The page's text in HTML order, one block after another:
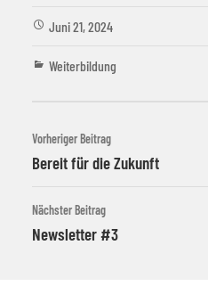
Juni 21, 2024
Weiterbildung
Vorheriger Beitrag
Bereit für die Zukunft
Nächster Beitrag
Newsletter #3